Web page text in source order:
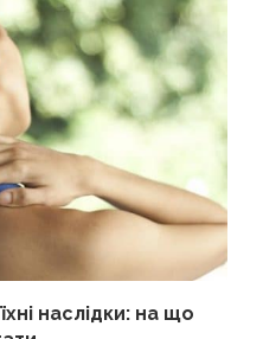
наслідки: на що